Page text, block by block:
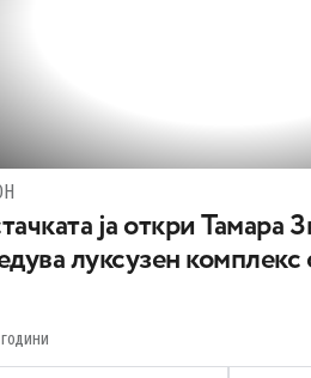
ја откри Тамара
луксузен комплекс